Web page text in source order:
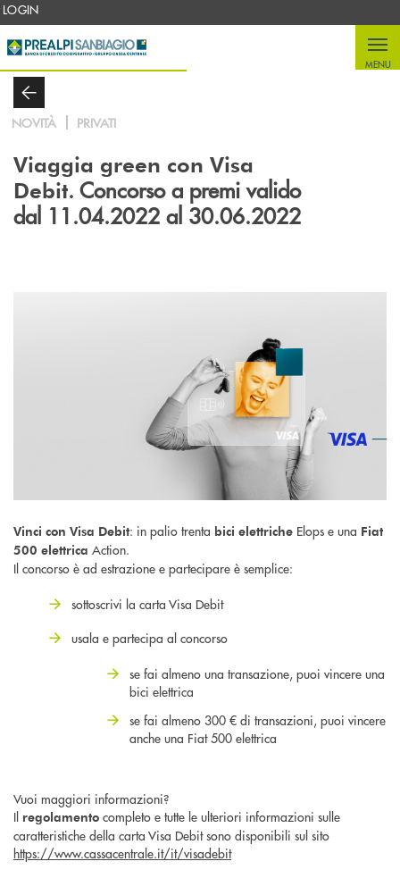
Salta al contenuto principale
LOGIN
MENU
NOVITÀ PRIVATI
Viaggia green con Visa
Debit. Concorso a premi valido
dal 11.04.2022 al 30.06.2022
Vinci con Visa Debit: in palio trenta bici elettriche Elops e una Fiat
500 elettrica Action.
Il concorso è ad estrazione e partecipare è semplice:
sottoscrivi la carta Visa Debit
usala e partecipa al concorso
se fai almeno una transazione, puoi vincere una
bici elettrica
se fai almeno 300 € di transazioni, puoi vincere
anche una Fiat 500 elettrica
Vuoi maggiori informazioni?
Il regolamento completo e tutte le ulteriori informazioni sulle
caratteristiche della carta Visa Debit sono disponibili sul sito
https://www.cassacentrale.it/it/visadebit